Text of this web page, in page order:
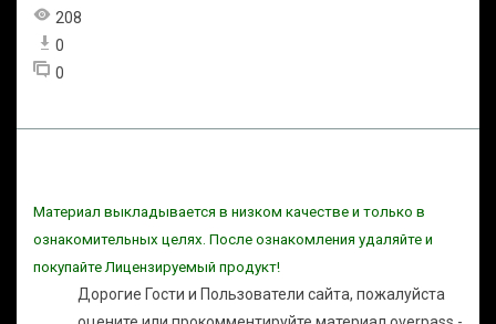
208
0
0
Материал выкладывается в низком качестве и только в
ознакомительных целях. После ознакомления удаляйте и
покупайте Лицензируемый продукт!
Дорогие Гости и Пользователи сайта, пожалуйста